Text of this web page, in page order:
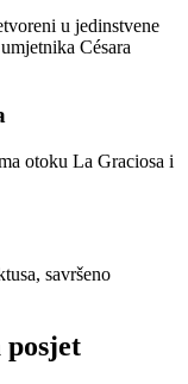
u jedinstvene
Césara
otoku La Graciosa i
savršeno